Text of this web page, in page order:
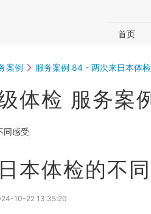
首页
体检助
案例 服务案例 84 - 两次来日本体
体检 服务案
本体检的不
10-22 13:35:20